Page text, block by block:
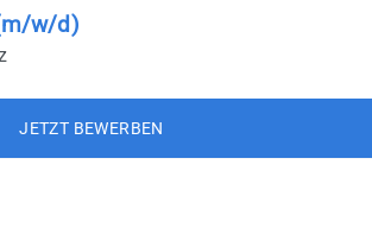
w/d)
JETZT BEWERBEN